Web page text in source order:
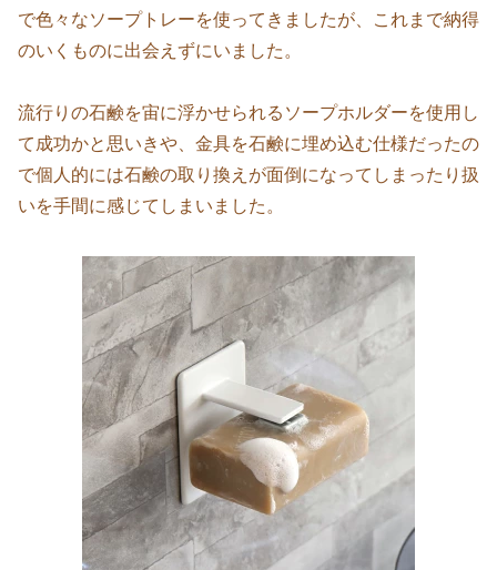
で色々なソープトレーを使ってきましたが、これまで納得
のいくものに出会えずにいました。
流行りの石鹸を宙に浮かせられるソープホルダーを使用し
て成功かと思いきや、金具を石鹸に埋め込む仕様だったの
で個人的には石鹸の取り換えが面倒になってしまったり扱
いを手間に感じてしまいました。